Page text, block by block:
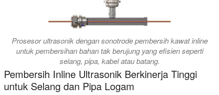
Prosesor ultrasonik dengan sonotrode pembersih kawat inline
untuk pembersihan bahan tak berujung yang efisien seperti
selang, pipa, kabel atau batang.
Pembersih Inline Ultrasonik Berkinerja Tinggi
untuk Selang dan Pipa Logam